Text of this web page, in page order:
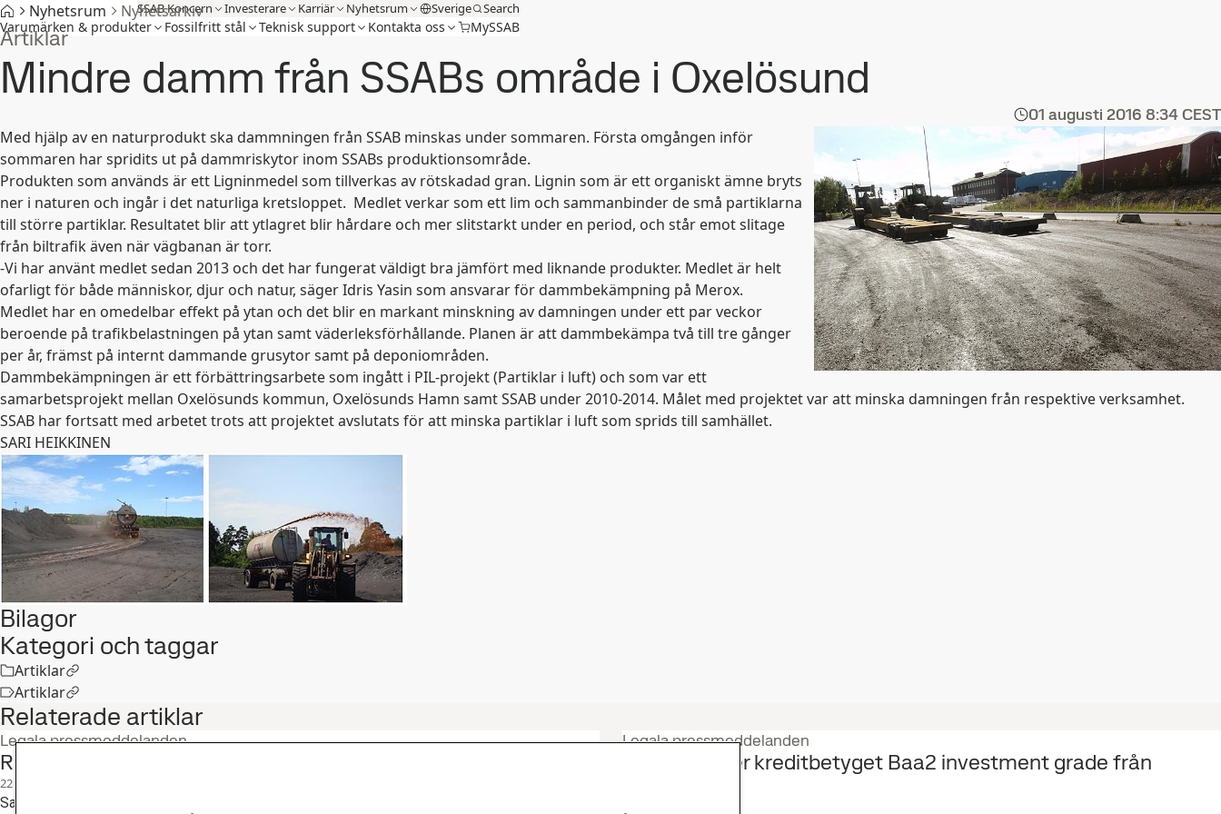
SSAB Koncern Investerare Karriär Nyhetsrum Sverige Search
Varumärken & produkter Fossilfritt stål Teknisk support Kontakta oss MySSAB
Nyhetsrum Nyhetsarkiv
Artiklar
Mindre damm från SSABs område i Oxelösund
01 augusti 2016 8:34 CEST
Med hjälp av en naturprodukt ska dammningen från SSAB minskas under sommaren. Första omgången inför
sommaren har spridits ut på dammriskytor inom SSABs produktionsområde.
Produkten som används är ett Ligninmedel som tillverkas av rötskadad gran. Lignin som är ett organiskt ämne bryts
ner i naturen och ingår i det naturliga kretsloppet. Medlet verkar som ett lim och sammanbinder de små partiklarna
till större partiklar. Resultatet blir att ytlagret blir hårdare och mer slitstarkt under en period, och står emot slitage
från biltrafik även när vägbanan är torr.
-Vi har använt medlet sedan 2013 och det har fungerat väldigt bra jämfört med liknande produkter. Medlet är helt
ofarligt för både människor, djur och natur, säger Idris Yasin som ansvarar för dammbekämpning på Merox.
Medlet har en omedelbar effekt på ytan och det blir en markant minskning av damningen under ett par veckor
beroende på trafikbelastningen på ytan samt väderleksförhållande. Planen är att dammbekämpa två till tre gånger
per år, främst på internt dammande grusytor samt på deponiområden.
Dammbekämpningen är ett förbättringsarbete som ingått i PIL-projekt (Partiklar i luft) och som var ett
samarbetsprojekt mellan Oxelösunds kommun, Oxelösunds Hamn samt SSAB under 2010-2014. Målet med projektet var att minska damningen från respektive verksamhet.
SSAB har fortsatt med arbetet trots att projektet avslutats för att minska partiklar i luft som sprids till samhället.
SARI HEIKKINEN
Bilagor
Kategori och taggar
Artiklar
Artiklar
Relaterade artiklar
Legala pressmeddelanden
Rapport för andra kvartalet 2026
22
Sammandrag · Intäkterna uppgick till 27 489 (25 631) Mkr · Rörelseresultatet uppgick till 2 695
Legala pressmeddelanden
SSAB erhåller kreditbetyget Baa2 investment grade från